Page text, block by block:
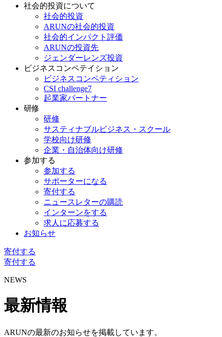
社会的投資について
社会的投資
ARUNの社会的投資
社会的インパクト評価
ARUNの投資先
ジェンダーレンズ投資
ビジネスコンペテイション
ビジネスコンペティション
CSI challenge7
起業家パートナー
研修
研修
サスティナブルビジネス・スクール
学校向け研修
企業・自治体向け研修
参加する
参加する
サポーターになる
寄付する
ニュースレターの購読
インターンをする
求人に応募する
お知らせ
寄付する
寄付する
NEWS
最新情報
ARUNの最新のお知らせを掲載しています。